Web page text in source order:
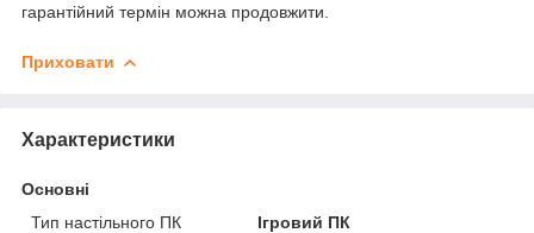
гарантійний термін можна продовжити.
Приховати
Характеристики
Основні
Тип настільного ПК
Ігровий ПК